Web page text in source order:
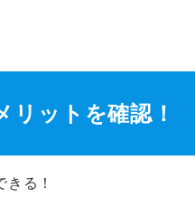
リットを確認！
きる！